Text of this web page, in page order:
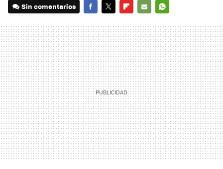
Sin comentarios
MAIL